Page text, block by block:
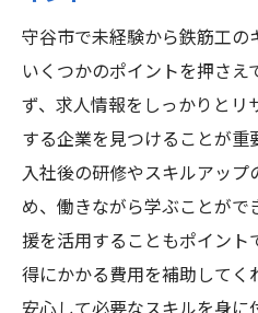
守谷市で未経験から鉄筋工の
いくつかのポイントを押さえ
ず、求人情報をしっかりと
する企業を見つけることが重
入社後の研修やスキルアッ
め、働きながら学ぶことが
援を活用することもポイン
得にかかる費用を補助して